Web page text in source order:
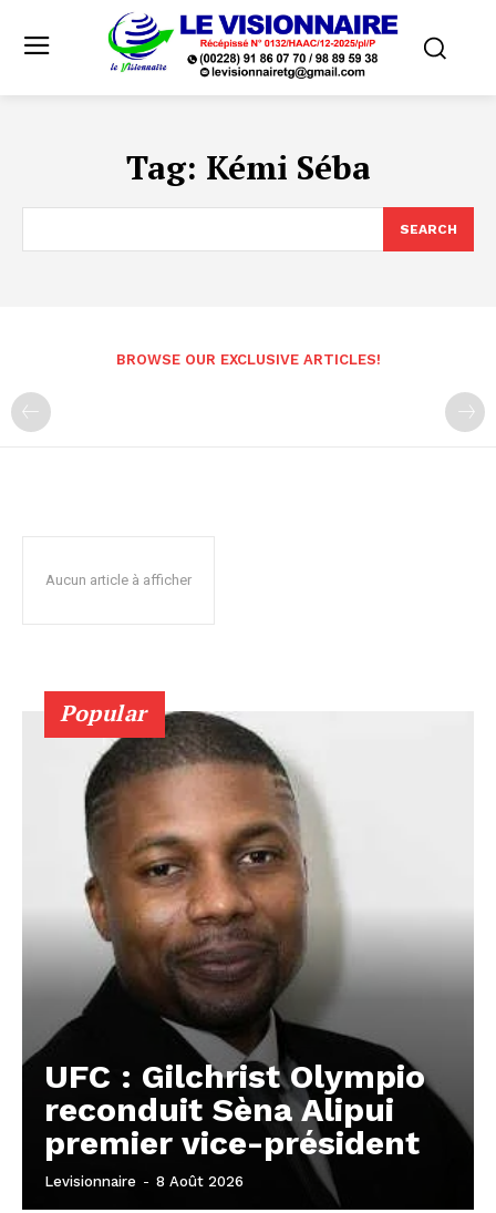
Tag: Kémi Séba
SEARCH
BROWSE OUR EXCLUSIVE ARTICLES!
Aucun article à afficher
Popular
UFC : Gilchrist Olympio
reconduit Sèna Alipui
premier vice-président
Levisionnaire - 8 Août 2026